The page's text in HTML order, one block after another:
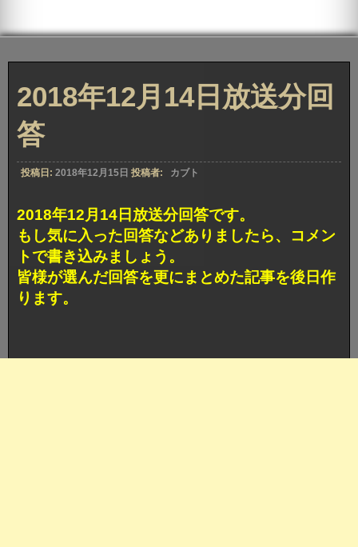
2018年12月14日放送分回
答
投稿日: 2018年12月15日 投稿者: カブト
2018年12月14日放送分回答です。
もし気に入った回答などありましたら、コメン
トで書き込みましょう。
皆様が選んだ回答を更にまとめた記事を後日作
ります。